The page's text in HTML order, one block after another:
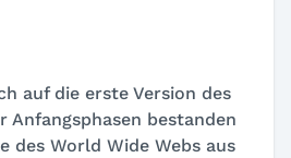
auf die erste Version des
Anfangsphasen bestanden
des World Wide Webs aus